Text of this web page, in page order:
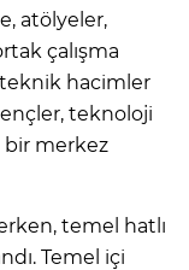
atölyeler,
çalışma
teknik hacimler
teknoloji
bir merkez
temel hatlı
Temel içi